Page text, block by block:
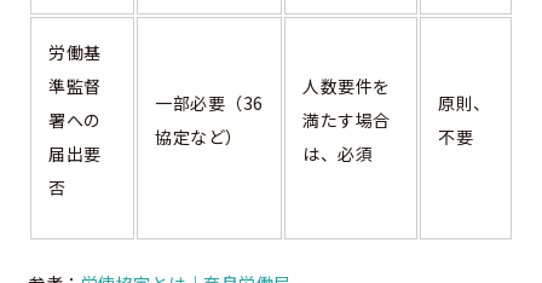
労働基
準監督
署への
届出要
否
一部必要（36
協定など）
人数要件を
満たす場合
は、必須
原則、
不要